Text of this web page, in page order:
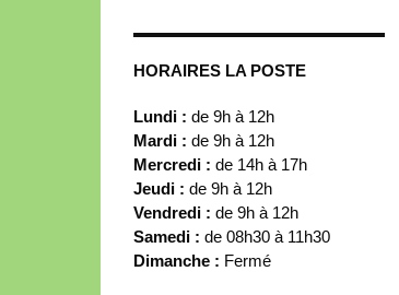
HORAIRES LA POSTE
Lundi : de 9h à 12h
Mardi : de 9h à 12h
Mercredi : de 14h à 17h
Jeudi : de 9h à 12h
Vendredi : de 9h à 12h
Samedi : de 08h30 à 11h30
Dimanche : Fermé